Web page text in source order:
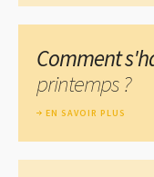
Comment
printemps ?
EN SAVOIR PLUS